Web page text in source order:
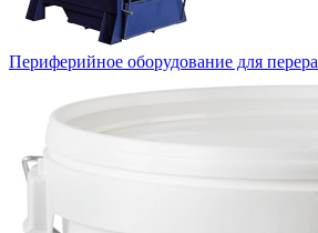
Периферийное оборудование для